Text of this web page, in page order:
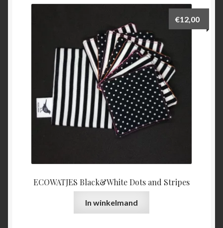
ECOWATJES Black&White Dots and Stripes
€12,00
In winkelmand